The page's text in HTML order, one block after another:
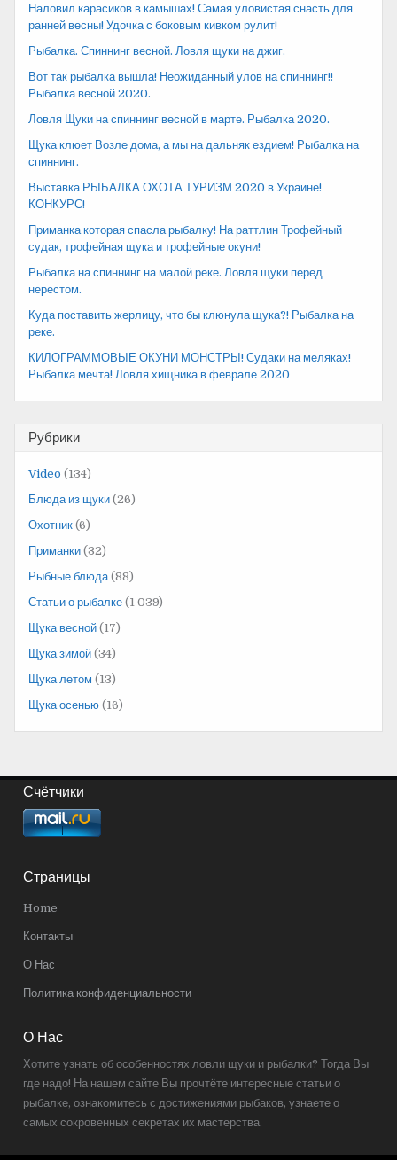
Наловил карасиков в камышах! Самая уловистая снасть для
ранней весны! Удочка с боковым кивком рулит!
Рыбалка. Спиннинг весной. Ловля щуки на джиг.
Вот так рыбалка вышла! Неожиданный улов на спиннинг!!
Рыбалка весной 2020.
Ловля Щуки на спиннинг весной в марте. Рыбалка 2020.
Щука клюет Возле дома, а мы на дальняк ездием! Рыбалка на
спиннинг.
Выставка РЫБАЛКА ОХОТА ТУРИЗМ 2020 в Украине!
КОНКУРС!
Приманка которая спасла рыбалку! На раттлин Трофейный
судак, трофейная щука и трофейные окуни!
Рыбалка на спиннинг на малой реке. Ловля щуки перед
нерестом.
Куда поставить жерлицу, что бы клюнула щука?! Рыбалка на
реке.
КИЛОГРАММОВЫЕ ОКУНИ МОНСТРЫ! Судаки на меляках!
Рыбалка мечта! Ловля хищника в феврале 2020
Рубрики
Video (134)
Блюда из щуки (26)
Охотник (6)
Приманки (32)
Рыбные блюда(88)
Статьи о рыбалке (1 039)
Щука весной (17)
Щука зимой (34)
Щука летом (13)
Щука осенью (16)
Счётчики
Страницы
Home
Контакты
О Нас
Политика конфиденциальности
О Нас
Хотите узнать об особенностях ловли щуки и рыбалки? Тогда Вы
где надо! На нашем сайте Вы прочтёте интересные статьи о
рыбалке, ознакомитесь с достижениями рыбаков, узнаете о
самых сокровенных секретах их мастерства.